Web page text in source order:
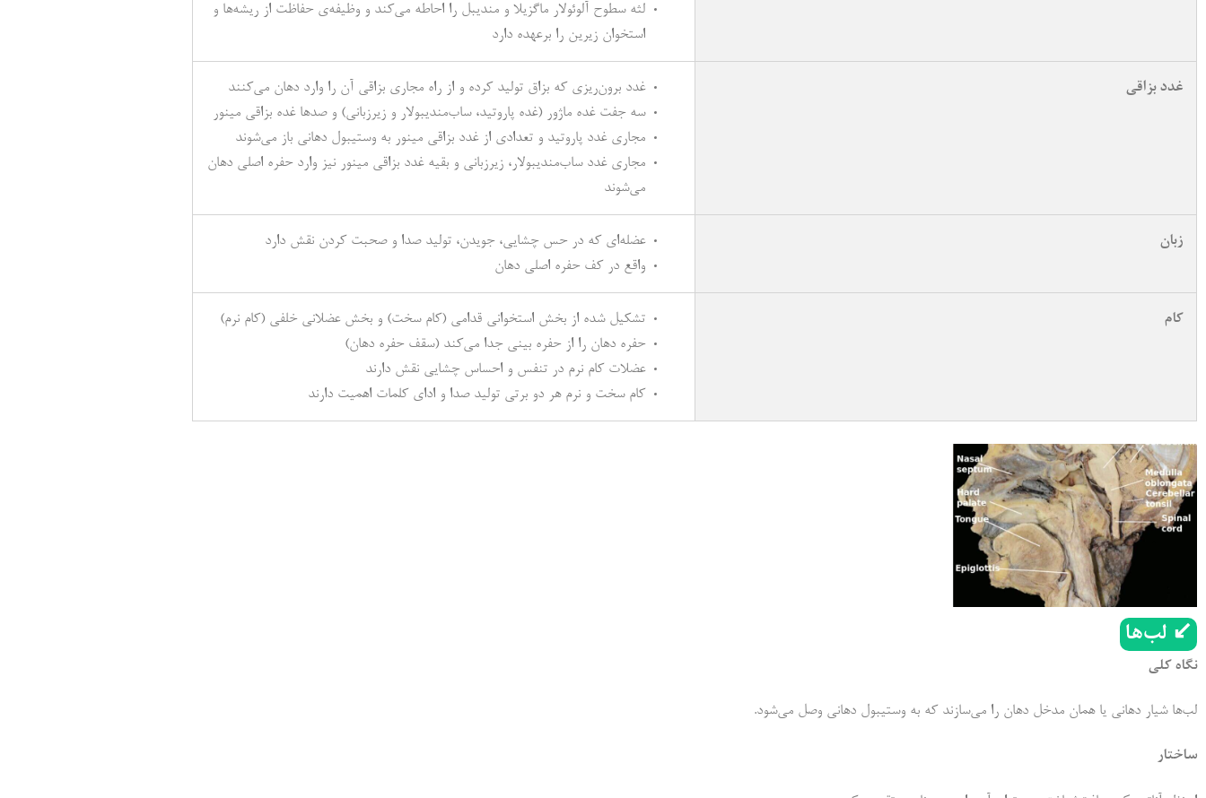
لثه سطوح آلوئولار ماگزیلا و مندیبل را احاطه می‌کند و وظیفه‌ی حفاظت از ریشه‌ها و
استخوان زیرین را برعهده دارد
غدد بزاقی
غدد برون‌ریزی که بزاق تولید کرده و از راه مجاری بزاقی آن را وارد دهان می‌کنند
سه جفت غده ماژور (غده پاروتید، ساب‌مندیبولار و زیرزبانی) و صدها غده بزاقی مینور
مجاری غدد پاروتید و تعدادی از غدد بزاقی مینور به وستیبول دهانی باز می‌شوند
مجاری غدد ساب‌مندیبولار، زیرزبانی و بقیه غدد بزاقی مینور نیز وارد حفره اصلی دهان
می‌شوند
زبان
عضله‌ای که در حس چشایی، جویدن، تولید صدا و صحبت کردن نقش دارد
واقع در کف حفره اصلی دهان
کام
تشکیل شده از بخش استخوانی قدامی (کام سخت) و بخش عضلانی خلفی (کام نرم)
حفره دهان را از حفره بینی جدا می‌کند (سقف حفره دهان)
عضلات کام نرم در تنفس و احساس چشایی نقش دارند
کام سخت و نرم هر دو برتی تولید صدا و ادای کلمات اهمیت دارند
↙ لب‌ها
نگاه کلی
لب‌ها شیار دهانی یا همان مدخل دهان را می‌سازند که به وستیبول دهانی وصل می‌شود.
ساختار